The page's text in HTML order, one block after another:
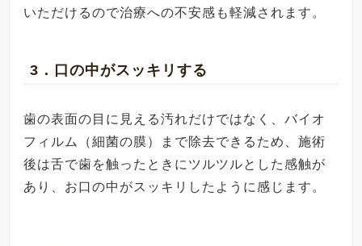
いただけるので治療への不安感も軽減されます。
3．口の中がスッキリする
歯の表面の目に見える汚れだけではなく、バイオ
フィルム（細菌の膜）まで除去できるため、施術
後は舌で歯を触ったときにツルツルとした感触が
あり、お口の中がスッキリしたように感じます。